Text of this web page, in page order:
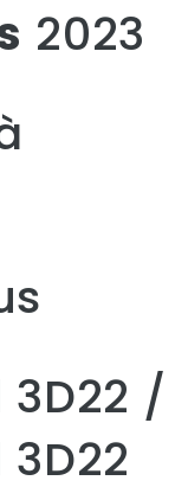
2023
3D22 /